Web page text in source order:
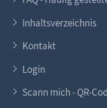
Inhaltsverzeichnis
Kontakt
Login
Scann mich - QR-